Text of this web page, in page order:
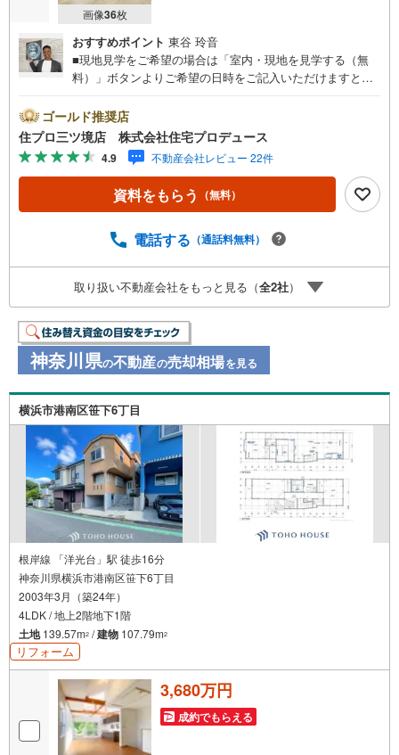
画像36枚
おすすめポイント 東谷 玲音
■現地見学をご希望の場合は「室内・現地を見学する（無
料）」ボタンよりご希望の日時をご記入いただけますとス
区・戸塚区・大和市に強い！ 住プロは、泉区・瀬谷区・旭
区・戸塚区・大和市の不動産売買専門会社です！最新物件
情報や当社限定の物件情報も多数ご用意！お気軽にお問合
せ下さい!! -------------- 弊社独自の住宅ローン提案システム
弊社ではファイナンシャル専門スタッフによる【丁寧な資
金アドバイス】【ファイナンシャルプラン提案書の作成】
年時の住宅ローン残高】【住宅購入者だけが加入できる無
る【住宅ローン返済】65歳以上から必要になる【老後の費
用負担】住宅探しの【このタイミング】で不安な部分を明
確にしていきませんか？？ --------------
ゴールド推奨店
住プロ三ツ境店 株式会社住宅プロデュース
4.9 不動産会社レビュー 22件
資料をもらう （無料）
電話する （通話料無料）
取り扱い不動産会社をもっと見る（全2社）
神奈川県の不動産の売却相場を見る
横浜市港南区笹下6丁目
根岸線 「洋光台」駅 徒歩16分
神奈川県横浜市港南区笹下6丁目
2003年3月（築24年）
4LDK / 地上2階地下1階
土地139.57m2 /建物 107.79m2
リフォーム
3,680万円
成約でもらえる